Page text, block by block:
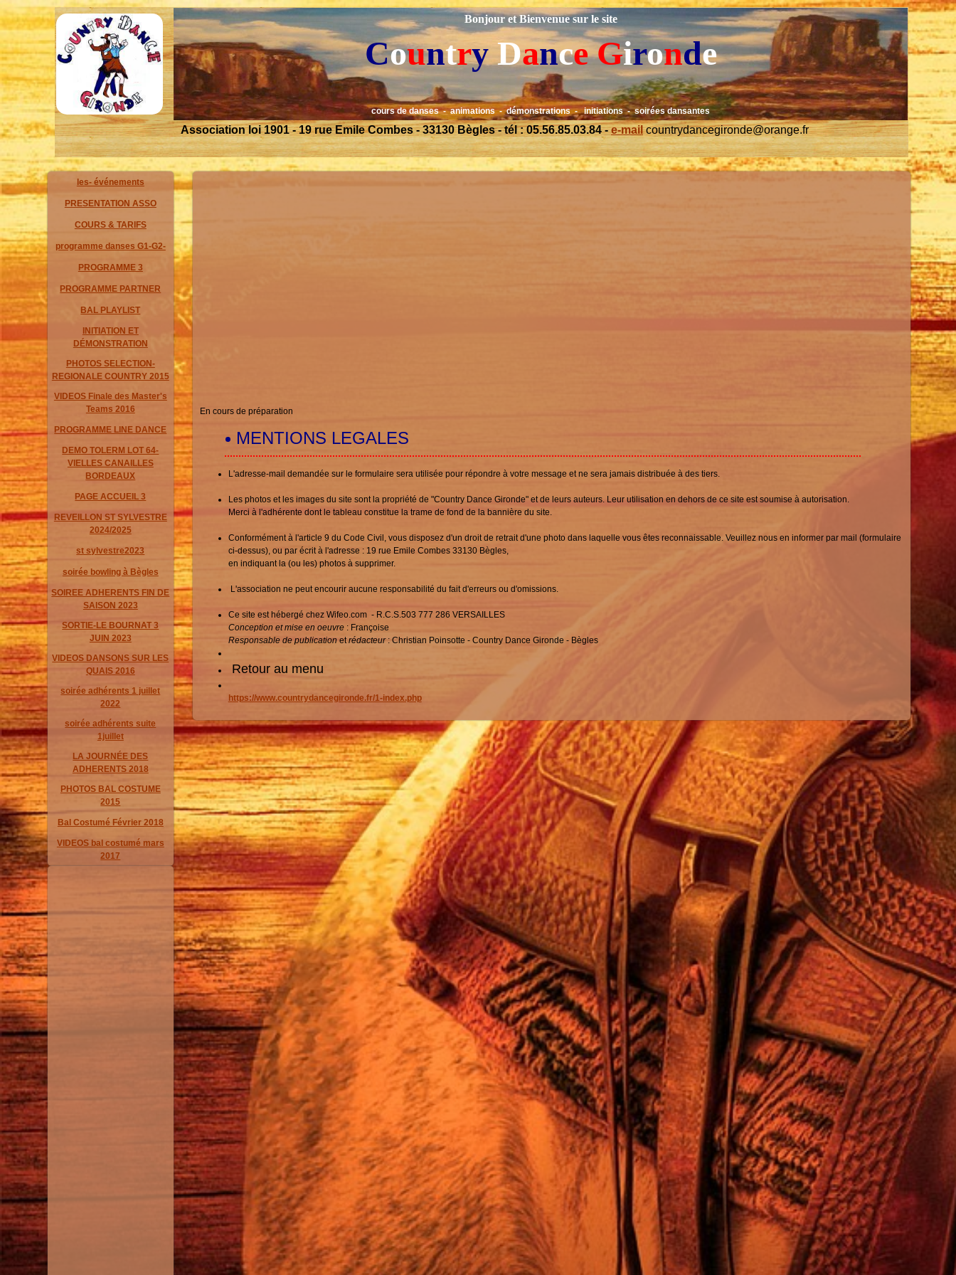
Bonjour et Bienvenue sur le site
Country Dance Gironde
cours de danses - animations - démonstrations - initiations - soirées dansantes
Association loi 1901 - 19 rue Emile Combes - 33130 Bègles - tél : 05.56.85.03.84 -e-mailcountrydancegironde@orange.fr
les- événements
PRESENTATION ASSO
COURS & TARIFS
programme danses G1-G2-
PROGRAMME 3
PROGRAMME PARTNER
BAL PLAYLIST
INITIATION ET
DÉMONSTRATION
PHOTOS SELECTION-
REGIONALE COUNTRY 2015
VIDEOS Finale des Master's
Teams 2016
PROGRAMME LINE DANCE
DEMO TOLERM LOT 64-
VIELLES CANAILLES
BORDEAUX
PAGE ACCUEIL 3
REVEILLON ST SYLVESTRE
2024/2025
st sylvestre2023
soirée bowling à Bègles
SOIREE ADHERENTS FIN DE
SAISON 2023
SORTIE-LE BOURNAT 3
JUIN 2023
VIDEOS DANSONS SUR LES
QUAIS 2016
soirée adhérents 1 juillet
2022
soirée adhérents suite
1juillet
LA JOURNÉE DES
ADHERENTS 2018
PHOTOS BAL COSTUME
2015
Bal Costumé Février 2018
VIDEOS bal costumé mars
2017
En cours de préparation
MENTIONS LEGALES
L'adresse-mail demandée sur le formulaire sera utilisée pour répondre à votre message et ne sera jamais distribuée à des tiers.
Les photos et les images du site sont la propriété de "Country Dance Gironde" et de leurs auteurs. Leur utilisation en dehors de ce site est soumise à autorisation.
Merci à l'adhérente dont le tableau constitue la trame de fond de la bannière du site.
Conformément à l'article 9 du Code Civil, vous disposez d'un droit de retrait d'une photo dans laquelle vous êtes reconnaissable. Veuillez nous en informer par mail (formulaire
ci-dessus), ou par écrit à l'adresse : 19 rue Emile Combes 33130 Bègles,
en indiquant la (ou les) photos à supprimer.
L'association ne peut encourir aucune responsabilité du fait d'erreurs ou d'omissions.
Ce site est hébergé chez Wifeo.com - R.C.S.503 777 286 VERSAILLES
Conception et mise en oeuvre: Françoise
Responsable de publicationetrédacteur: Christian Poinsotte - Country Dance Gironde - Bègles
Retour au menu
https://www.countrydancegironde.fr/1-index.php